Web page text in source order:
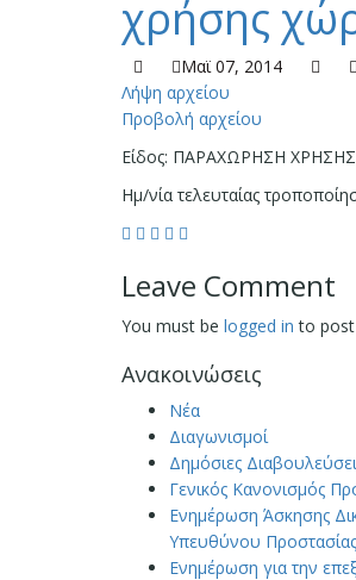
χρήσης
Μαϊ 07, 2014
Λήψη αρχείου
Προβολή αρχείου
Είδος: ΠΑΡΑΧΩΡΗΣΗ
Ημ/νία τελευταίας
Leave Comment
You must be logged in to
Ανακοινώσεις
Νέα
Διαγωνισμοί
Δημόσιες
Γενικός Κανονισμός
Ενημέρωση Άσκησης
Υπευθύνου
Ενημέρωση για την